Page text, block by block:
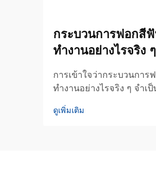
กระบวนการฟอกสี
ทำงานอย่างไรจริง ๆ
การเข้าใจว่ากระบวนกา
ทำงานอย่างไรจริง ๆ จำเ
ถึงกลไกทางชีวภาพ ปฏิกิริ
ประกอบเชิงขั้นตอนที่เปลี่ย
ดูเพิ่มเติม